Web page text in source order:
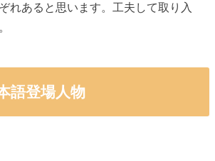
れあると思います。工夫して取り入
語登場人物